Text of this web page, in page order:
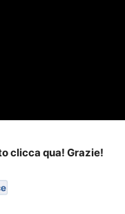
clicca qua! Grazie!